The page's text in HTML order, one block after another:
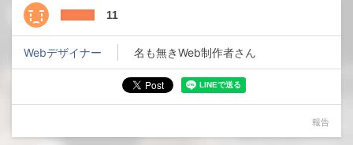
11
Webデザイナー 名も無きWeb制作者さん
報告